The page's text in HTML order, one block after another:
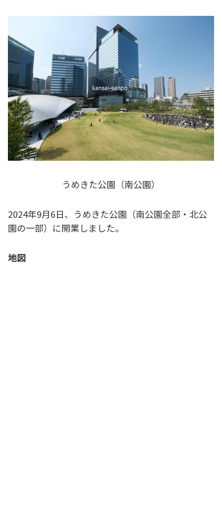
うめきた公園（南公園）
2024年9月6日、うめきた公園（南公園全部・北公
園の一部）に開業しました。
地図